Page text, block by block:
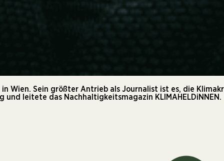
Wien. Sein größter Antrieb als Journalist ist es, die
leitete das Nachhaltigkeitsmagazin KLIMAHELDiNNEN.